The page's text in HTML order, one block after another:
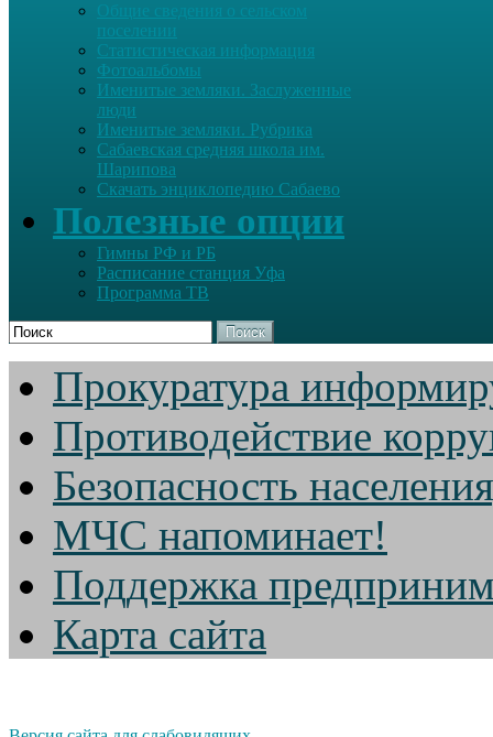
Общие сведения о сельском
поселении
Статистическая информация
Фотоальбомы
Именитые земляки. Заслуженные
люди
Именитые земляки. Рубрика
Сабаевская средняя школа им.
Шарипова
Скачать энциклопедию Сабаево
Полезные опции
Гимны РФ и РБ
Расписание станция Уфа
Программа ТВ
Поиск
Прокуратура
Противодействие
Безопасность
МЧС напоминает!
Поддержка
Карта сайта